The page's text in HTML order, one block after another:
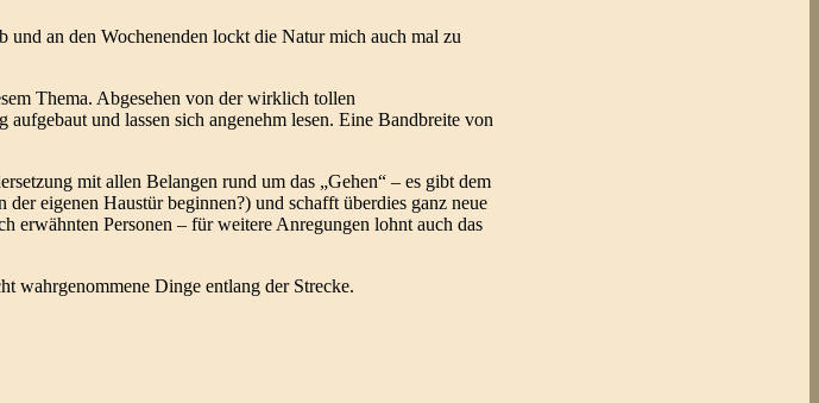
an den Wochenenden lockt die Natur mich auch mal zu
Thema. Abgesehen von der wirklich tollen
und lassen sich angenehm lesen. Eine Bandbreite von
mit allen Belangen rund um das „Gehen“ – es gibt dem
eigenen Haustür beginnen?) und schafft überdies ganz neue
Personen – für weitere Anregungen lohnt auch das
wahrgenommene Dinge entlang der Strecke.